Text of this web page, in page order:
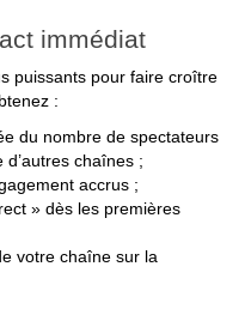
immédiat
puissants pour faire croître
:
du nombre de spectateurs
d’autres chaînes ;
accrus ;
» dès les premières
votre chaîne sur la